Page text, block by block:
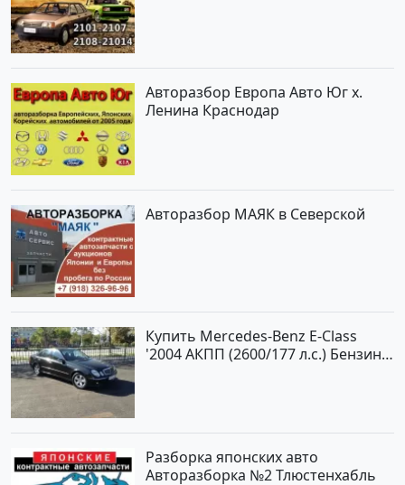
Авторазбор Европа Авто Юг х.
Ленина Краснодар
Авторазбор МАЯК в Северской
Купить Mercedes-Benz E-Class
'2004 АКПП (2600/177 л.с.) Бензин
Разборка японских авто
Авторазборка №2 Тлюстенхабль